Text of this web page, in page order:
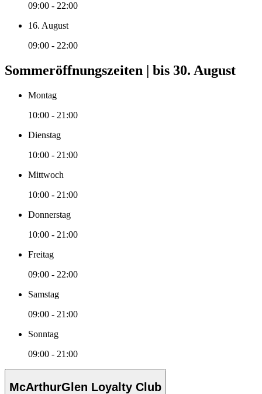
09:00 - 22:00
16. August
09:00 - 22:00
Sommeröffnungszeiten | bis 30. August
Montag
10:00 - 21:00
Dienstag
10:00 - 21:00
Mittwoch
10:00 - 21:00
Donnerstag
10:00 - 21:00
Freitag
09:00 - 22:00
Samstag
09:00 - 21:00
Sonntag
09:00 - 21:00
McArthurGlen Loyalty Club